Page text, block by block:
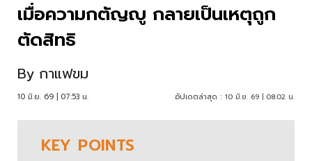
เมื่อความกตัญญู กลายเป็นเหตุถูก
ตัดสิทธิ
By กาแฟขม
10 มิ.ย. 69 | 07:53 น. อัปเดตล่าสุด : 10 มิ.ย. 69 | 08:02 น.
KEY POINTS